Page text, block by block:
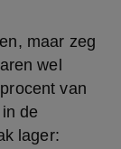
maar zeg
wel
van
de
lager: